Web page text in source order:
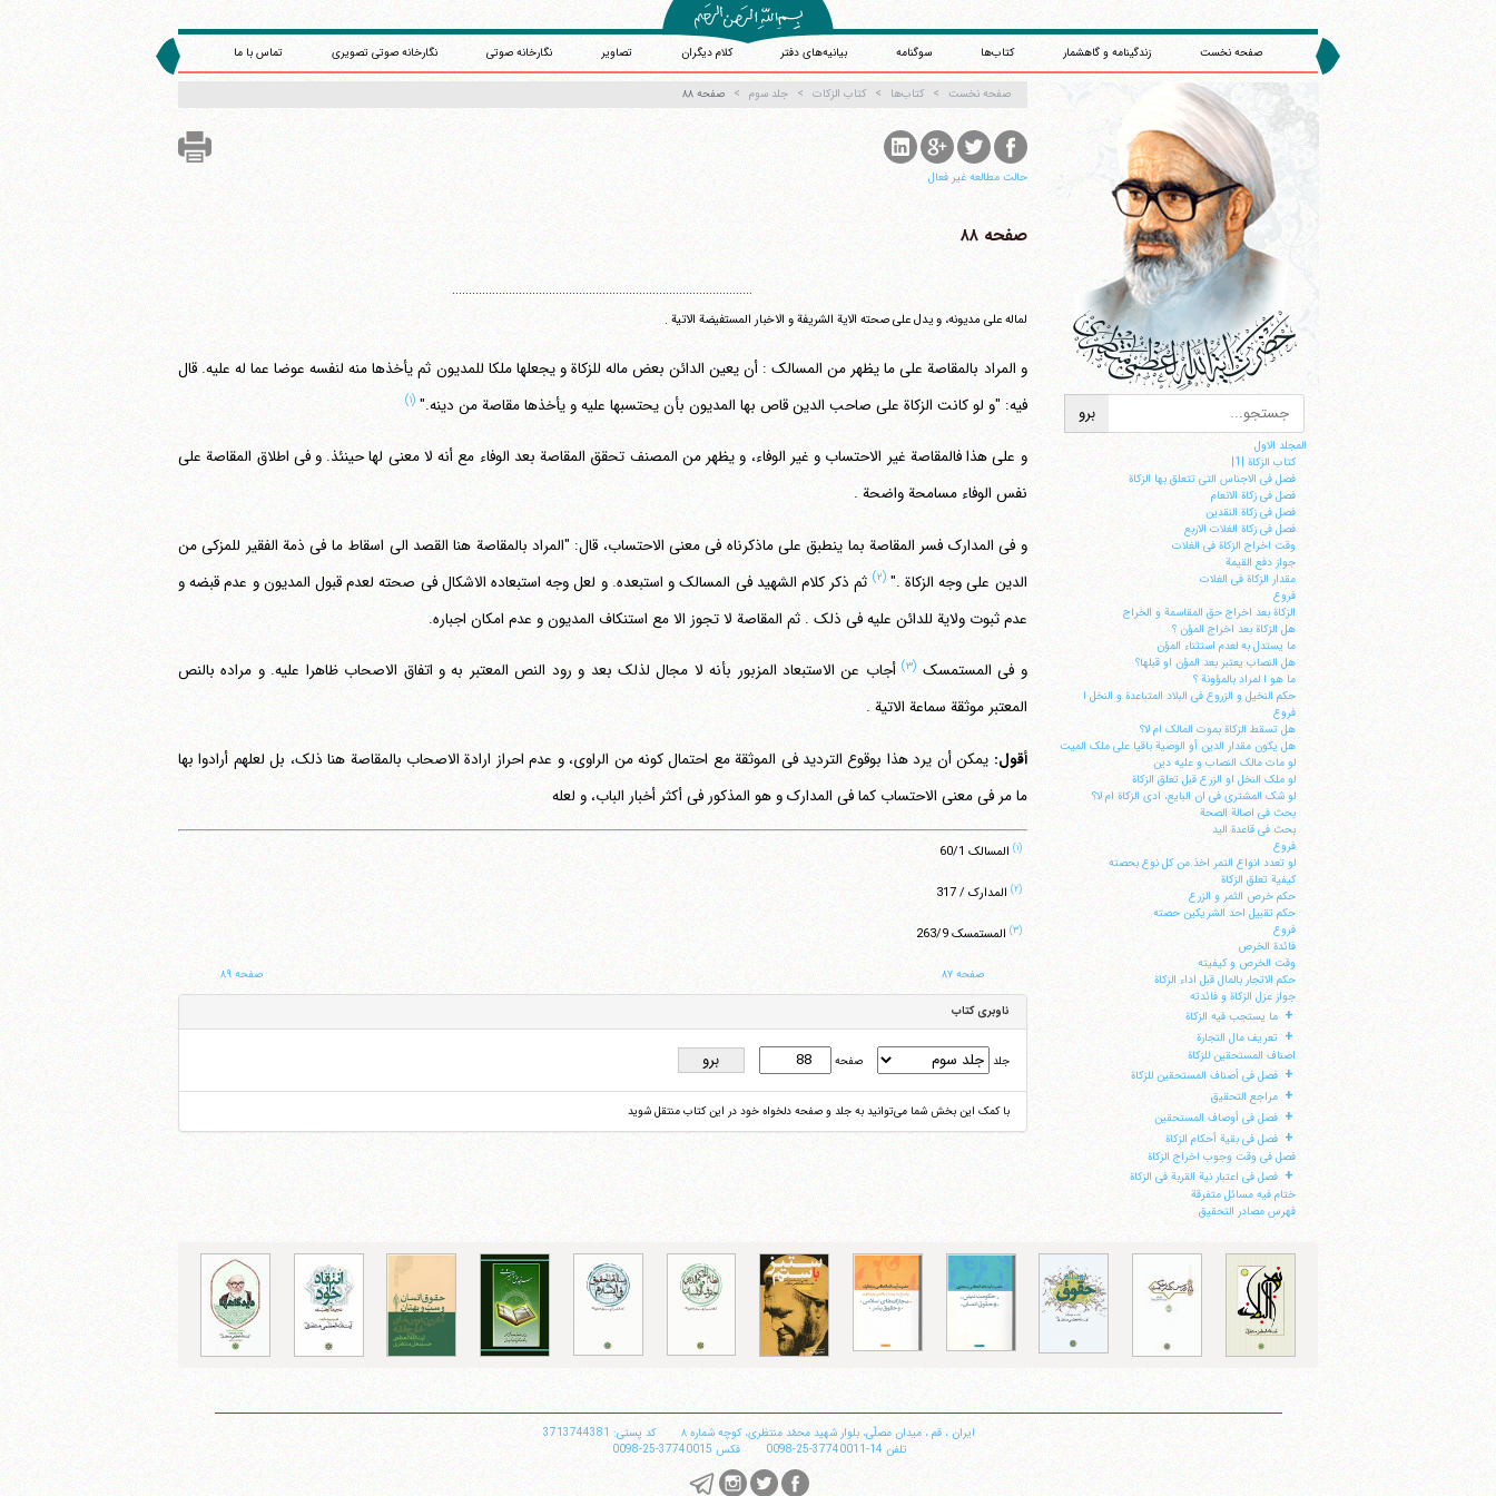
صفحه نخست زندگینامه و گاهشمار کتاب‌ها سوگنامه بیانیه‌های دفتر کلام دیگران تصاویر نگارخانه صوتی نگارخانه صوتی تصویری تماس با ما
المجلد الاول
کتاب الزکاة |1|
فصل فی الاجناس التی تتعلق بها الزکاة
فصل فی زکاة الانعام
فصل فی زکاة النقدین
فصل فی زکاة الغلات الاربع
وقت اخراج الزکاة فی الغلات
جواز دفع القیمة
مقدار الزکاة فی الغلات
فروع
الزکاة بعد اخراج حق المقاسمة و الخراج
هل الزکاة بعد اخراج المؤن ؟
ما یستدل به لعدم استثناء المؤن
هل النصاب یعتبر بعد المؤن او قبلها؟
ما هو ا لمراد بالمؤونة ؟
حکم النخیل و الزروع فی البلاد المتباعدة و النخل ا
فروع
هل تسقط الزکاة بموت المالک ام لا؟
هل یکون مقدار الدین أو الوصیة باقیا علی ملک المیت
لو مات مالک النصاب و علیه دین
لو ملک النخل او الزرع قبل تعلق الزکاة
لو شک المشتری فی ان البایع، ادی الزکاة ام لا؟
بحث فی اصالة الصحة
بحث فی قاعدة الید
فروع
لو تعدد انواع التمر اخذ من کل نوع بحصته
کیفیة تعلق الزکاة
حکم خرص الثمر و الزرع
حکم تقبیل احد الشریکین حصته
فروع
فائدة الخرص
وقت الخرص و کیفیته
حکم الاتجار بالمال قبل اداء الزکاة
جواز عزل الزکاة و فائدته
+ ما یستجب فیه الزکاة
+ تعریف مال التجارة
اصناف المستحقین للزکاة
+ فصل فی أصناف المستحقین للزکاة
+ مراجع التحقیق
+ فصل فی أوصاف المستحقین
+ فصل فی بقیة أحکام الزکاة
فصل فی وقت وجوب اخراج الزکاة
+ فصل فی اعتبار نیة القربة فی الزکاة
ختام فیه مسائل متفرقة
فهرس مصادر التحقیق
صفحه نخست کتاب‌ها کتاب الزکات جلد سوم صفحه ۸۸
حالت مطالعه غیر فعال
صفحه ۸۸
..........................................................................................
لماله علی مدیونه، و یدل علی صحته الایة الشریفة و الاخبار المستفیضة الاتیة .
و المراد بالمقاصة علی ما یظهر من المسالک : أن یعین الدائن بعض ماله للزکاة و یجعلها ملکا للمدیون ثم یأخذها منه لنفسه عوضا عما له علیه. قال
فیه: "و لو کانت الزکاة علی صاحب الدین قاص بها المدیون بأن یحتسبها علیه و یأخذها مقاصة من دینه."(۱)
و علی هذا فالمقاصة غیر الاحتساب و غیر الوفاء، و یظهر من المصنف تحقق المقاصة بعد الوفاء مع أنه لا معنی لها حینئذ. و فی اطلاق المقاصة علی
نفس الوفاء مسامحة واضحة .
و فی المدارک فسر المقاصة بما ینطبق علی ماذکرناه فی معنی الاحتساب، قال: "المراد بالمقاصة هنا القصد الی اسقاط ما فی ذمة الفقیر للمزکی من
الدین علی وجه الزکاة ."(۲)
ثم ذکر کلام الشهید فی المسالک و استبعده. و لعل وجه استبعاده الاشکال فی صحته لعدم قبول المدیون و عدم قبضه و
عدم ثبوت ولایة للدائن علیه فی ذلک . ثم المقاصة لا تجوز الا مع استنکاف المدیون و عدم امکان اجباره.
و فی المستمسک (۳)
أجاب عن الاستبعاد المزبور بأنه لا مجال لذلک بعد و رود النص المعتبر به و اتفاق الاصحاب ظاهرا علیه. و مراده بالنص
المعتبر موثقة سماعة الاتیة .
أقول: یمکن أن یرد هذا بوقوع التردید فی الموثقة مع احتمال کونه من الراوی، و عدم احراز ارادة الاصحاب بالمقاصة هنا ذلک، بل لعلهم أرادوا بها
ما مر فی معنی الاحتساب کما فی المدارک و هو المذکور فی أکثر أخبار الباب، و لعله
(۱) المسالک 60/1
(۲) المدارک / 317
(۳) المستمسک 263/9
صفحه ۸۷ صفحه ۸۹
ناوبری کتاب
جلد صفحه
با کمک این بخش شما می‌توانید به جلد و صفحه دلخواه خود در این کتاب منتقل شوید
ایران ، قم ، میدان مصلّی، بلوار شهید محمّد منتظری، كوچه شماره ٨
کد پستی: 3713744381
تلفن 14-37740011-25-0098 فکس 37740015-25-0098
وب سایت رسمی آیت‌الله منتظری